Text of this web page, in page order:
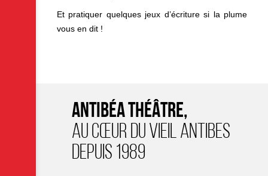
Et pratiquer quelques jeux d’écriture si la plume
vous en dit !
ANTIBÉA THÉÂTRE,
AU CŒUR DU VIEIL ANTIBES
DEPUIS 1989